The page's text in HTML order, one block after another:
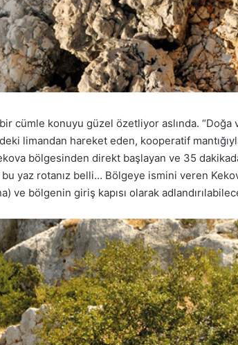
cümle konuyu güzel özetliyor aslında.
limandan hareket eden, kooperatif
bölgesinden direkt başlayan ve 35
bu yaz rotanız belli… Bölgeye ismini veren
ve bölgenin giriş kapısı olarak